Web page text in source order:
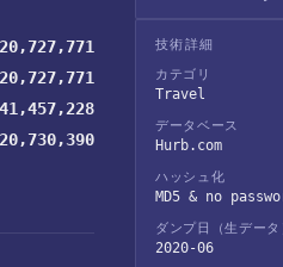
20,727,771
20,727,771
41,457,228
20,730,390
技術詳細
カテゴリ
Travel
データベース
Hurb.com
ハッシュ化
MD5 & no
ダンプ日（生データ
2020-06